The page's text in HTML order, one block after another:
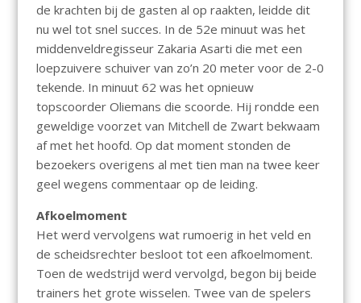
de krachten bij de gasten al op raakten, leidde dit
nu wel tot snel succes. In de 52e minuut was het
middenveldregisseur Zakaria Asarti die met een
loepzuivere schuiver van zo’n 20 meter voor de 2-0
tekende. In minuut 62 was het opnieuw
topscoorder Oliemans die scoorde. Hij rondde een
geweldige voorzet van Mitchell de Zwart bekwaam
af met het hoofd. Op dat moment stonden de
bezoekers overigens al met tien man na twee keer
geel wegens commentaar op de leiding.
Afkoelmoment
Het werd vervolgens wat rumoerig in het veld en
de scheidsrechter besloot tot een afkoelmoment.
Toen de wedstrijd werd vervolgd, begon bij beide
trainers het grote wisselen. Twee van de spelers